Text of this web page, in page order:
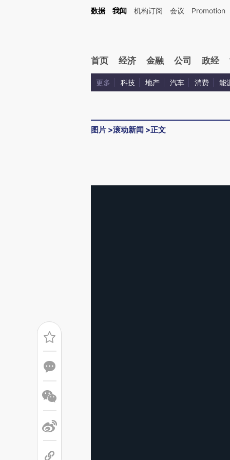
数据 我闻 机构订阅 会议 Promotion
首页 经济 金融 公司 政经
更多 科技 地产 汽车 消费 能
图片 >滚动新闻 >正文